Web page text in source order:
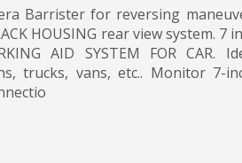
Barrister for reversing
HOUSING rear view system. 7
AID SYSTEM FOR CAR.
trucks, vans, etc.. Monitor 7-